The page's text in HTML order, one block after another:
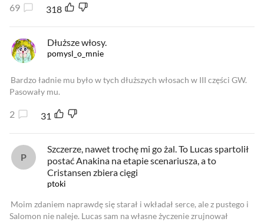
69 318
Dłuższe włosy.
pomysl_o_mnie
Bardzo ładnie mu było w tych dłuższych włosach w III części GW.
Pasowały mu.
2 31
Szczerze, nawet trochę mi go żal. To Lucas spartolił
postać Anakina na etapie scenariusza, a to
Cristansen zbiera cięgi
ptoki
Moim zdaniem naprawdę się starał i wkładał serce, ale z pustego i
Salomon nie naleje. Lucas sam na własne życzenie zrujnował